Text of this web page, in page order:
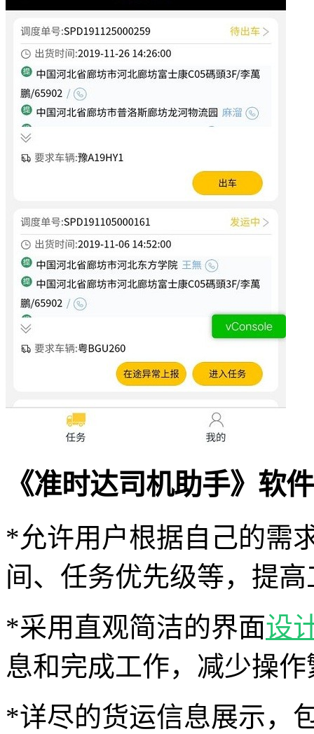
《准时达司机助手》软
*允许用户根据自己的需
间、任务优先级等，提
*采用直观简洁的界面设
息和完成工作，减少操
*详尽的货运信息展示，